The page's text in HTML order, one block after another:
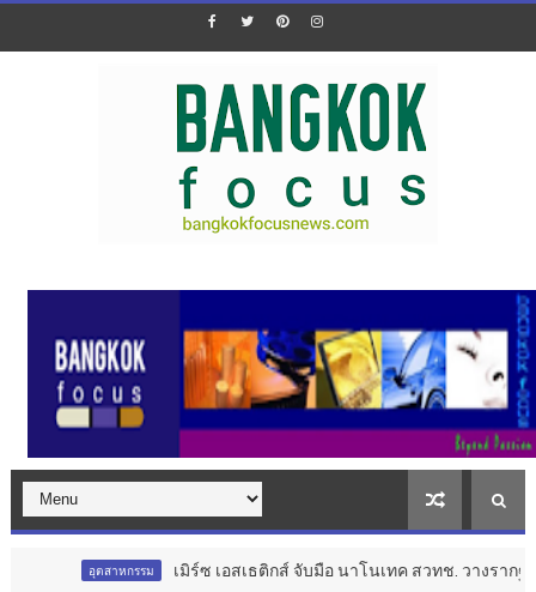
เมิร์ซ เอสเธติกส์ จับมือ นาโนเทค สวทช. วางรากฐาน